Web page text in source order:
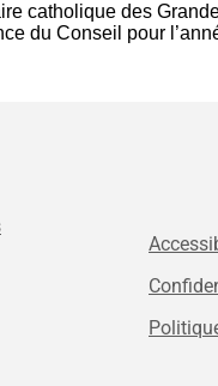
catholique des
du Conseil pour